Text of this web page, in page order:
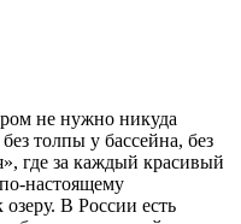
не нужно никуда
толпы у бассейна, без
где за каждый красивый
настоящему
озеру. В России есть